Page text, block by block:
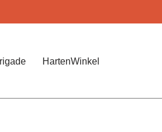
HartenWinkel